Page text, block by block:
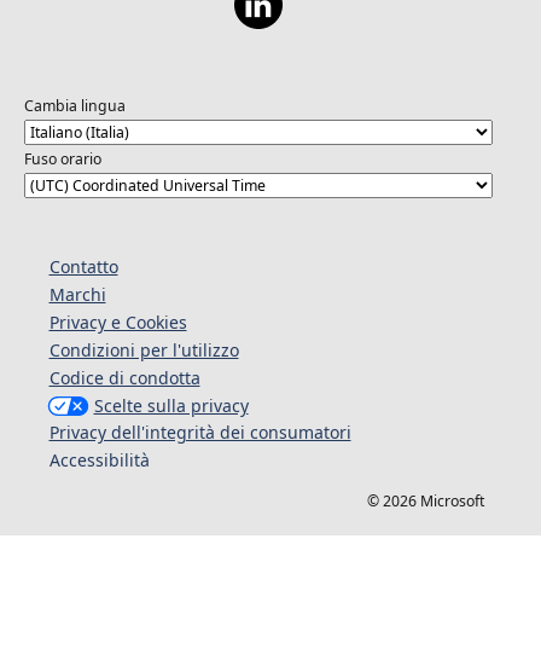
Cambia lingua
Fuso orario
Contatto
Marchi
Privacy e Cookies
Condizioni per l'utilizzo
Codice di condotta
Scelte sulla privacy
Privacy dell'integrità dei consumatori
Accessibilità
© 2026 Microsoft